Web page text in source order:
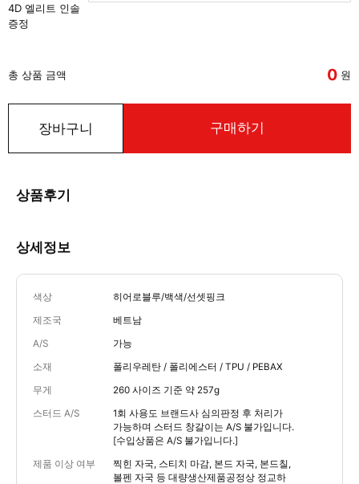
4D 엘리트 인솔
증정
총 상품 금액 0 원
장바구니 구매하기
상품후기
상세정보
색상 히어로블루/백색/선셋핑크
제조국 베트남
A/S 가능
소재 폴리우레탄 / 폴리에스터 / TPU / PEBAX
무게 260 사이즈 기준 약 257g
스터드 A/S
1회 사용도 브랜드사 심의판정 후 처리가
가능하며 스터드 창갈이는 A/S 불가입니다.
[수입상품은 A/S 불가입니다.]
제품 이상 여부
찍힌 자국, 스티치 마감, 본드 자국, 본드칠,
볼펜 자국 등 대량생산제품공정상 정교하